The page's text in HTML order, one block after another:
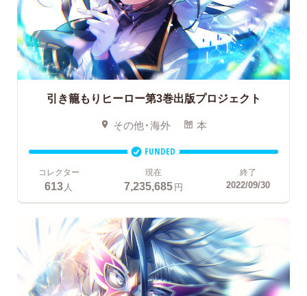
引き籠もりヒーロー第3巻出版プロジェクト
その他・海外 本
FUNDED
コレクター
613人
現在
7,235,685円
終了
2022/09/30